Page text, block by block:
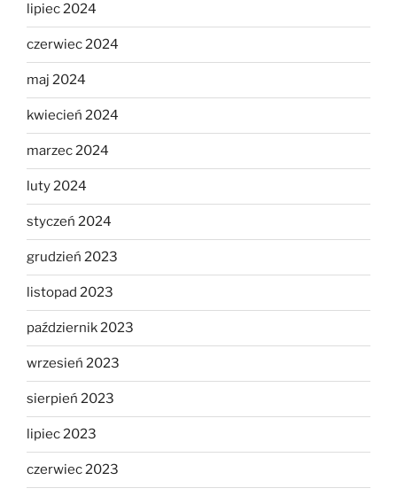
lipiec 2024
czerwiec 2024
maj 2024
kwiecień 2024
marzec 2024
luty 2024
styczeń 2024
grudzień 2023
listopad 2023
październik 2023
wrzesień 2023
sierpień 2023
lipiec 2023
czerwiec 2023